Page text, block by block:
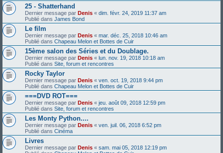
25 - Shatterhand
Dernier message par Denis « dim. févr. 24, 2019 11:37 am
Publié dans James Bond
Le film
Dernier message par Denis « mar. déc. 25, 2018 10:46 am
Publié dans Chapeau Melon et Bottes de Cuir
15ème salon des Séries et du Doublage.
Dernier message par Denis « lun. nov. 19, 2018 10:18 am
Publié dans Site, forum et rencontres
Rocky Taylor
Dernier message par Denis « ven. oct. 19, 2018 9:44 pm
Publié dans Chapeau Melon et Bottes de Cuir
===DVD ROT===
Dernier message par Denis « jeu. août 09, 2018 12:59 pm
Publié dans Site, forum et rencontres
Les Monty Python....
Dernier message par Denis « ven. juil. 06, 2018 6:52 pm
Publié dans Cinéma
Livres
Dernier message par Denis « sam. mai 05, 2018 12:19 pm